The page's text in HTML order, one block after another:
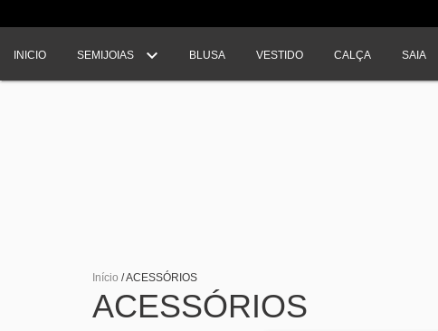
INICIO SEMIJOIAS BLUSA VESTIDO CALÇA SAIA
Início /ACESSÓRIOS
ACESSÓRIOS